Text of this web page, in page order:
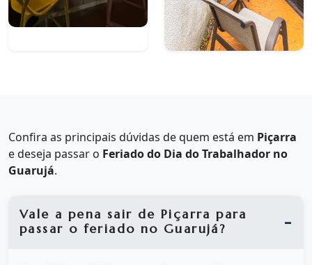
Confira as principais dúvidas de quem está em Piçarra
e deseja passar o Feriado do Dia do Trabalhador no
Guarujá.
Vale a pena sair de Piçarra para
passar o feriado no Guarujá?